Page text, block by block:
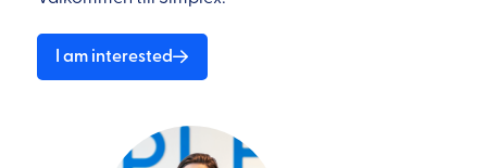
I am interested